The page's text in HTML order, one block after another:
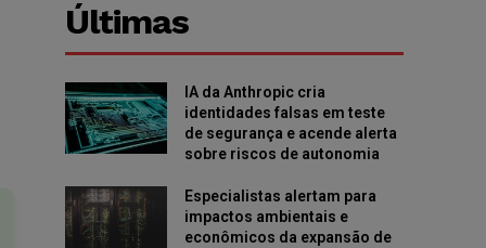
Últimas
IA da Anthropic cria
identidades falsas em teste
de segurança e acende alerta
sobre riscos de autonomia
Especialistas alertam para
impactos ambientais e
econômicos da expansão de